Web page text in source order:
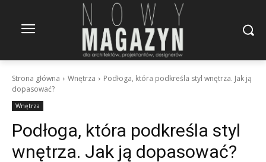
Strona główna Wnętrza
Podłoga, która podkreśla styl wnętrza. Jak ją
dopasować?
Wnętrza
Podłoga, która podkreśla styl
wnętrza. Jak ją dopasować?